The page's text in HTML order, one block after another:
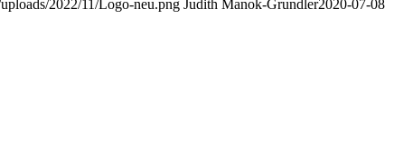
2022/11/Logo-neu.png Judith Manok-Grundler2020-07-08